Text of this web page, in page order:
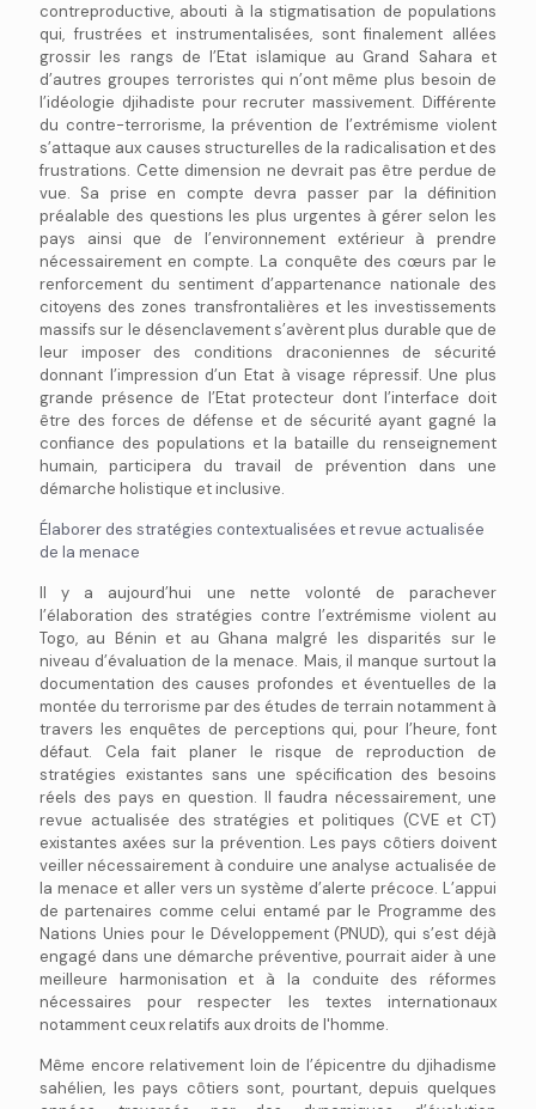
contreproductive, abouti à la stigmatisation de populations
qui, frustrées et instrumentalisées, sont finalement allées
grossir les rangs de l’Etat islamique au Grand Sahara et
d’autres groupes terroristes qui n’ont même plus besoin de
l’idéologie djihadiste pour recruter massivement. Différente
du contre-terrorisme, la prévention de l’extrémisme violent
s’attaque aux causes structurelles de la radicalisation et des
frustrations. Cette dimension ne devrait pas être perdue de
vue. Sa prise en compte devra passer par la définition
préalable des questions les plus urgentes à gérer selon les
pays ainsi que de l’environnement extérieur à prendre
nécessairement en compte. La conquête des cœurs par le
renforcement du sentiment d’appartenance nationale des
citoyens des zones transfrontalières et les investissements
massifs sur le désenclavement s’avèrent plus durable que de
leur imposer des conditions draconiennes de sécurité
donnant l’impression d’un Etat à visage répressif. Une plus
grande présence de l’Etat protecteur dont l’interface doit
être des forces de défense et de sécurité ayant gagné la
confiance des populations et la bataille du renseignement
humain, participera du travail de prévention dans une
démarche holistique et inclusive.
Élaborer des stratégies contextualisées et revue actualisée
de la menace
Il y a aujourd’hui une nette volonté de parachever
l’élaboration des stratégies contre l’extrémisme violent au
Togo, au Bénin et au Ghana malgré les disparités sur le
niveau d’évaluation de la menace. Mais, il manque surtout la
documentation des causes profondes et éventuelles de la
montée du terrorisme par des études de terrain notamment à
travers les enquêtes de perceptions qui, pour l’heure, font
défaut. Cela fait planer le risque de reproduction de
stratégies existantes sans une spécification des besoins
réels des pays en question. Il faudra nécessairement, une
revue actualisée des stratégies et politiques (CVE et CT)
existantes axées sur la prévention. Les pays côtiers doivent
veiller nécessairement à conduire une analyse actualisée de
la menace et aller vers un système d’alerte précoce. L’appui
de partenaires comme celui entamé par le Programme des
Nations Unies pour le Développement (PNUD), qui s’est déjà
engagé dans une démarche préventive, pourrait aider à une
meilleure harmonisation et à la conduite des réformes
nécessaires pour respecter les textes internationaux
notamment ceux relatifs aux droits de l'homme.
Même encore relativement loin de l’épicentre du djihadisme
sahélien, les pays côtiers sont, pourtant, depuis quelques